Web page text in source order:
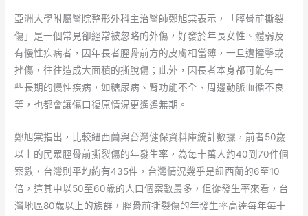
亞洲大學附屬醫院整形外科主治醫師鄭旭棠表示，「脛骨前撕裂
傷」是一個常見卻經常被忽略的外傷，好發於年長女性、體弱及
有慢性疾病者，因年長者脛骨前方的皮膚相當薄，一旦遭撞擊或
挫傷，往往造成大面積的撕脫傷；此外，因長者本身都可能有一
些長期的慢性疾病，如糖尿病、腎功能不全、周邊動脈血循不良
等，也都會讓傷口復原情況更遙遙無期。
鄭旭棠指出，比較紐西蘭與台灣健保資料庫統計數據，前者50歲
以上的民眾脛骨前撕裂傷的年發生率，為每十萬人約40到70件個
案數，台灣則平均約有435件，台灣情況幾乎是紐西蘭的6至10
倍，這其中以50至60歲的人口個案數最多，但從發生率來看，台
灣地區80歲以上的族群，脛骨前撕裂傷的年發生率高達每年每十